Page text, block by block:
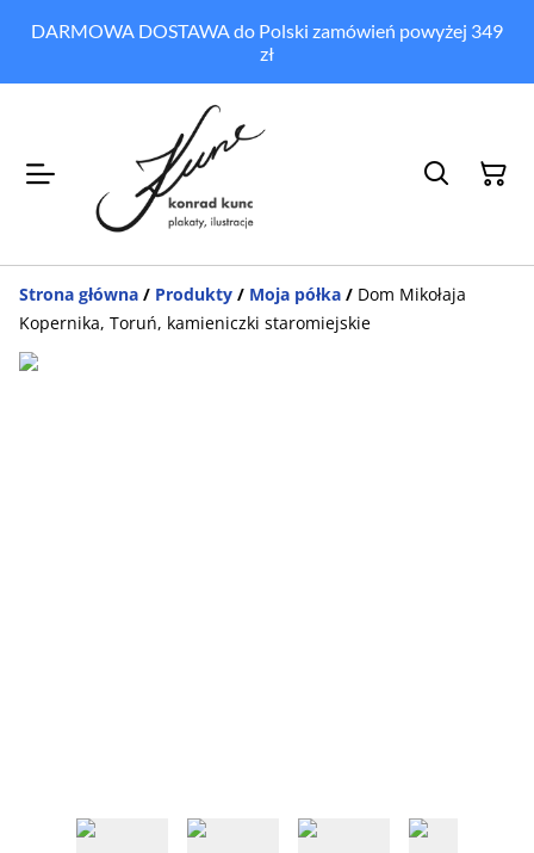
DARMOWA DOSTAWA do Polski zamówień powyżej 349
zł
Strona główna / Produkty / Moja półka / Dom Mikołaja
Kopernika, Toruń, kamieniczki staromiejskie